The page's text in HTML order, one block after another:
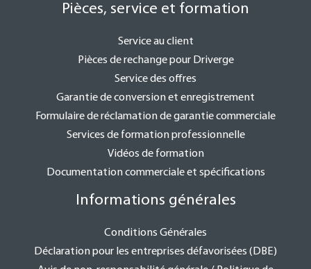
Pièces, service et formation
Service au client
Pièces de rechange pour Driverge
Service des offres
Garantie de conversion et enregistrement
Formulaire de réclamation de garantie commerciale
Services de formation professionnelle
Vidéos de formation
Documentation commerciale et spécifications
Informations générales
Conditions Générales
Déclaration pour les entreprises défavorisées (DBE)